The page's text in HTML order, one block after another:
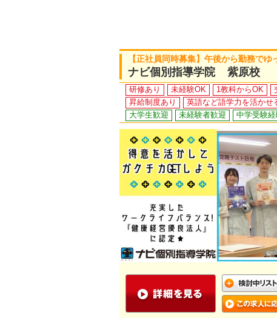
【正社員同時募集】午後から勤務で
ナビ個別指導学院 紫原校
研修あり 未経験OK 1教科からOK
昇給制度あり
英語など語学力を活かせ
大学生歓迎
未経験者歓迎 中学受験